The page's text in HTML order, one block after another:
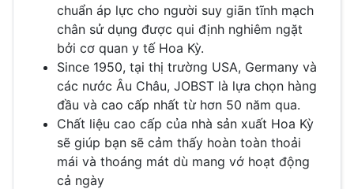
chuẩn áp lực cho người suy giãn tĩnh mạch
chân sử dụng được qui định nghiêm ngặt
bởi cơ quan y tế Hoa Kỳ.
Since 1950, tại thị trường USA, Germany và
các nước Âu Châu, JOBST là lựa chọn hàng
đầu và cao cấp nhất từ hơn 50 năm qua.
Chất liệu cao cấp của nhà sản xuất Hoa Kỳ
sẽ giúp bạn sẽ cảm thấy hoàn toàn thoải
mái và thoáng mát dù mang vớ hoạt động
cả ngày